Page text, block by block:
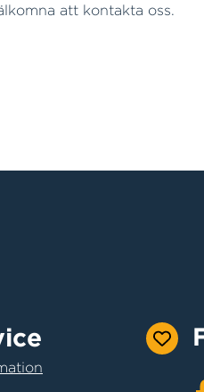
att kontakta oss.